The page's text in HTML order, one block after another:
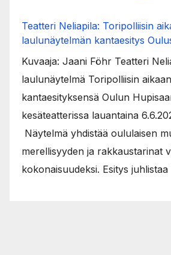
Teatteri Neliapila: Toripolliisin
laulunäytelmän kantaesitys
Kuvaaja: Jaani Föhr Teatteri
laulunäytelmä Toripolliisin
kantaesityksensä Oulun
kesäteatterissa lauantaina
Näytelmä yhdistää oululaisen
merellisyyden ja rakkaustarinat
kokonaisuudeksi. Esitys